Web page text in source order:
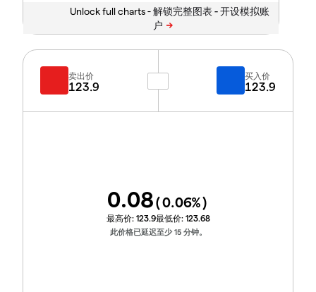
Unlock full charts -
卖出价
123.9
买入价
123.9
0.08(0.06%)
最高价: 123.9最低价: 123.68
此价格已延迟至少 15 分钟。